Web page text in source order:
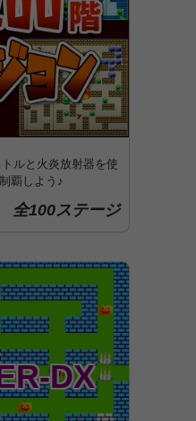
ルと火炎放射器を使
覇しよう♪
全100ステージ
DX